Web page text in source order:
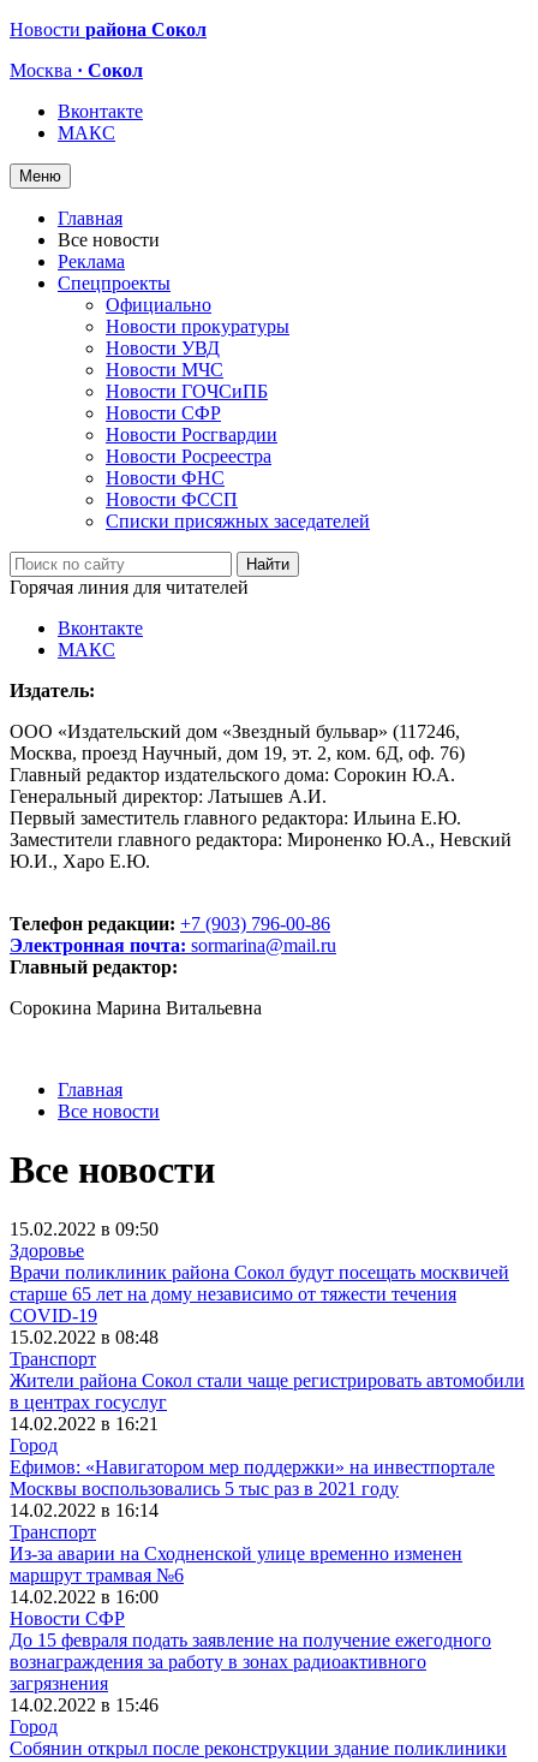
Новости района Сокол
Москва · Сокол
Вконтакте
МАКС
Меню
Главная
Все новости
Реклама
Спецпроекты
Официально
Новости прокуратуры
Новости УВД
Новости МЧС
Новости ГОЧСиПБ
Новости СФР
Новости Росгвардии
Новости Росреестра
Новости ФНС
Новости ФССП
Списки присяжных заседателей
Горячая линия для читателей
Вконтакте
МАКС
Издатель:
ООО «Издательский дом «Звездный бульвар» (117246,
Москва, проезд Научный, дом 19, эт. 2, ком. 6Д, оф. 76)
Главный редактор издательского дома: Сорокин Ю.А.
Генеральный директор: Латышев А.И.
Первый заместитель главного редактора: Ильина Е.Ю.
Заместители главного редактора: Мироненко Ю.А., Невский
Ю.И., Харо Е.Ю.
Телефон редакции: +7 (903) 796-00-86
Электронная почта: sormarina@mail.ru
Главный редактор:
Сорокина Марина Витальевна
Главная
Все новости
Все новости
15.02.2022 в 09:50
Здоровье
Врачи поликлиник района Сокол будут посещать москвичей
старше 65 лет на дому независимо от тяжести течения
COVID-19
15.02.2022 в 08:48
Транспорт
Жители района Сокол стали чаще регистрировать автомобили
в центрах госуслуг
14.02.2022 в 16:21
Город
Ефимов: «Навигатором мер поддержки» на инвестпортале
Москвы воспользовались 5 тыс раз в 2021 году
14.02.2022 в 16:14
Транспорт
Из-за аварии на Сходненской улице временно изменен
маршрут трамвая №6
14.02.2022 в 16:00
Новости СФР
До 15 февраля подать заявление на получение ежегодного
вознаграждения за работу в зонах радиоактивного
загрязнения
14.02.2022 в 15:46
Город
Собянин открыл после реконструкции здание поликлиники